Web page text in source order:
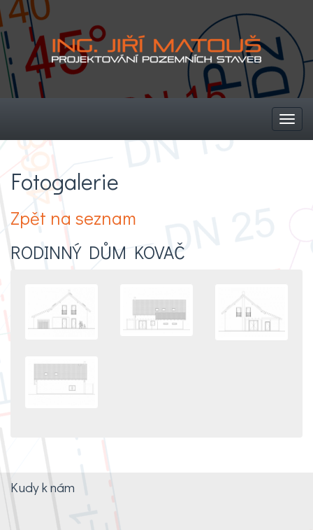
Fotogalerie
Zpět na seznam
RODINNÝ DŮM KOVAČ
Kudy k nám